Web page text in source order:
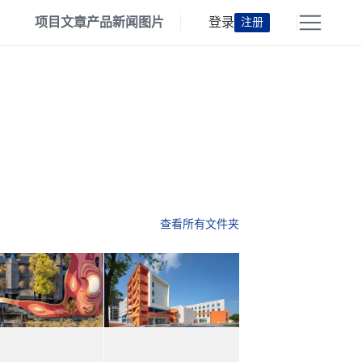
项目文章产品新闻 图片 登录 注册
查看所有文件夹